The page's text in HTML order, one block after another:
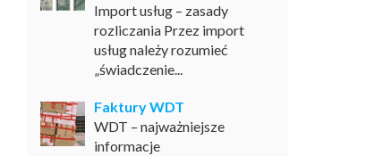
Import usług – zasady
rozliczania Przez import
usług należy rozumieć
„świadczenie...
Faktury WDT
WDT – najważniejsze
informacje